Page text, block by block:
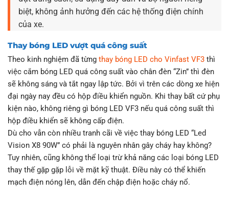
biệt, không ảnh hưởng đến các hệ thống điện chính
của xe.
Thay bóng LED vượt quá công suất
Theo kinh nghiệm đã từng thay bóng LED cho Vinfast VF3 thì
việc cắm bóng LED quá công suất vào chân đèn “Zin” thì đèn
sẽ không sáng và tắt ngay lập tức. Bởi vì trên các dòng xe hiện
đại ngày nay đều có hộp điều khiển nguồn. Khi thay bất cứ phụ
kiện nào, không riêng gì bóng LED VF3 nếu quá công suất thì
hộp điều khiển sẽ không cấp điện.
Dù cho vẫn còn nhiều tranh cãi về việc thay bóng LED “Led
Vision X8 90W” có phải là nguyên nhân gây cháy hay không?
Tuy nhiên, cũng không thể loại trừ khả năng các loại bóng LED
thay thế gặp gặp lỗi về mặt kỹ thuật. Điều này có thể khiến
mạch điện nóng lên, dẫn đến chập điện hoặc cháy nổ.